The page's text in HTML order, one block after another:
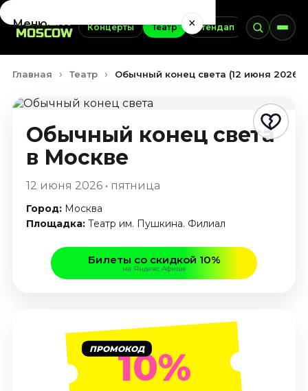
Концерты Театр Стендап Выставки
Меню ×
Сентябрь 2026
Ноябрь 2026
Декабрь 2026
Август 2026
Октябрь 2026
Ноябрь 2026
Август 2026
Сентябрь 2026
Главная Театр Обычный конец света (12 июня 2026)
Обычный конец света
в Москве
12 июня 2026 • пятница
Город: Москва
Площадка: Театр им. Пушкина. Филиал
Билеты со скидкой 10%
на Яндекс Афише
ПРОМОКОД10%